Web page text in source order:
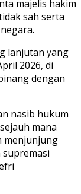
majelis hakim
sah serta
lanjutan yang
2026, di
dengan
nasib hukum
mana
menjunjung